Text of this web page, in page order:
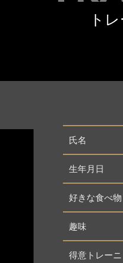
ト
氏名
生年月日
好きな食べ物
趣味
得意トレー